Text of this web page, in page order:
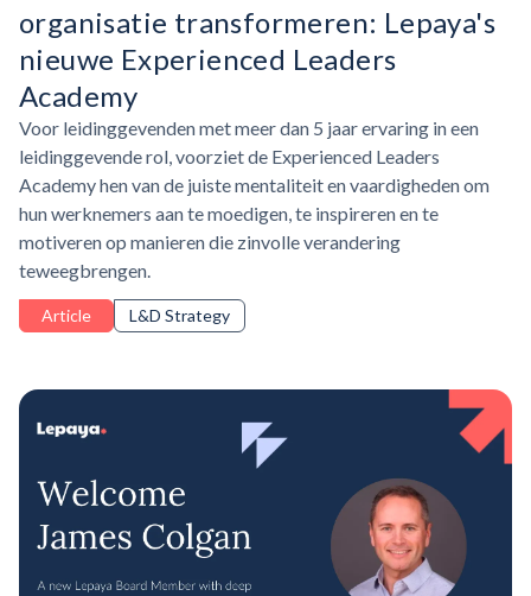
organisatie transformeren: Lepaya's
nieuwe Experienced Leaders
Academy
Voor leidinggevenden met meer dan 5 jaar ervaring in een
leidinggevende rol, voorziet de Experienced Leaders
Academy hen van de juiste mentaliteit en vaardigheden om
hun werknemers aan te moedigen, te inspireren en te
motiveren op manieren die zinvolle verandering
teweegbrengen.
Article L&D Strategy